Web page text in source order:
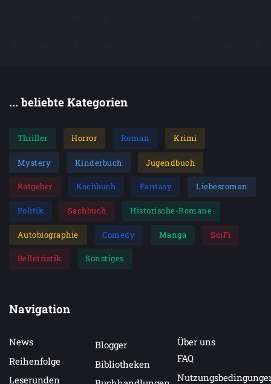
... beliebte Kategorien
Thriller Horror Roman Krimi
Mystery Kinderbuch Jugendbuch
Ratgeber Kochbuch Fantasy Liebesroman
Politik Sachbuch Historische-Romane
Autobiographie Comedy Manga SciFi
Belletristik Sonstiges
Navigation
News
Reihenfolge
Leserunden
Blogger
Bibliotheken
Über uns
FAQ